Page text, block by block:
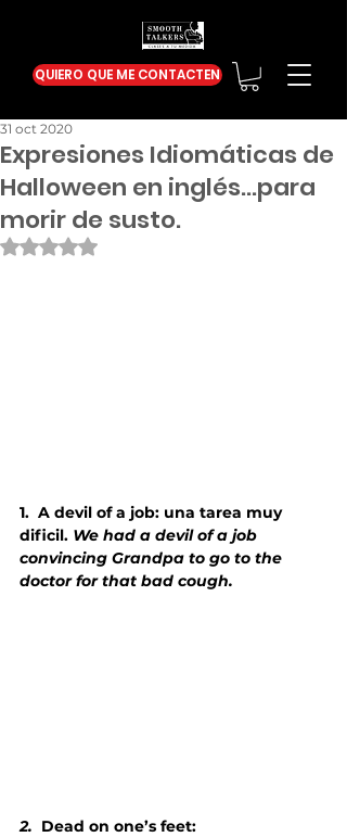
QUIERO QUE ME CONTACTEN
Expresiones Idiomáticas de
Halloween en inglés...para
morir de susto.
31 oct 2020
Obtuvo NaN de 5 estrellas.
1. A devil of a job: una tarea muy
dificil. We had a devil of a job
convincing Grandpa to go to the
doctor for that bad cough.
2. Dead on one’s feet: